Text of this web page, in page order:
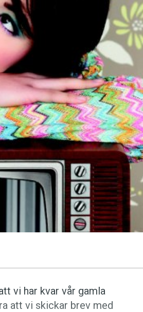
vi har kvar vår gamla
att vi skickar brev med